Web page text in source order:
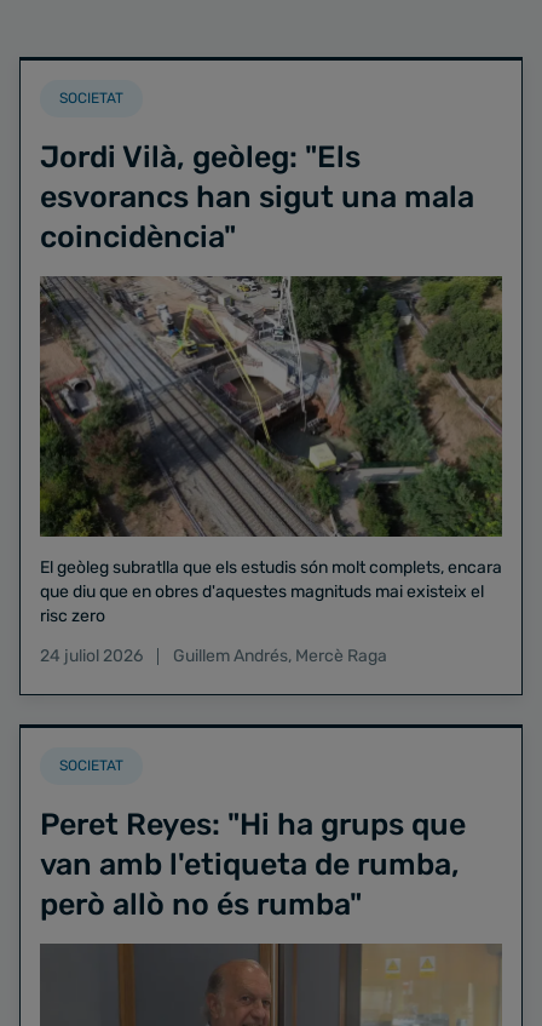
SOCIETAT
Jordi Vilà, geòleg: "Els
esvorancs han sigut una mala
coincidència"
El geòleg subratlla que els estudis són molt complets, encara
que diu que en obres d'aquestes magnituds mai existeix el
risc zero
24 juliol 2026
Guillem Andrés, Mercè Raga
SOCIETAT
Peret Reyes: "Hi ha grups que
van amb l'etiqueta de rumba,
però allò no és rumba"